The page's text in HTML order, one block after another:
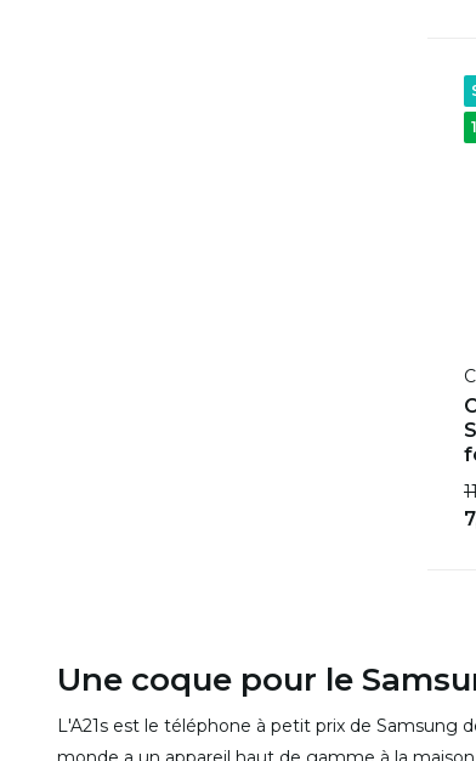
Une coque pour le
L'A21s est le téléphone à petit prix de Samsung